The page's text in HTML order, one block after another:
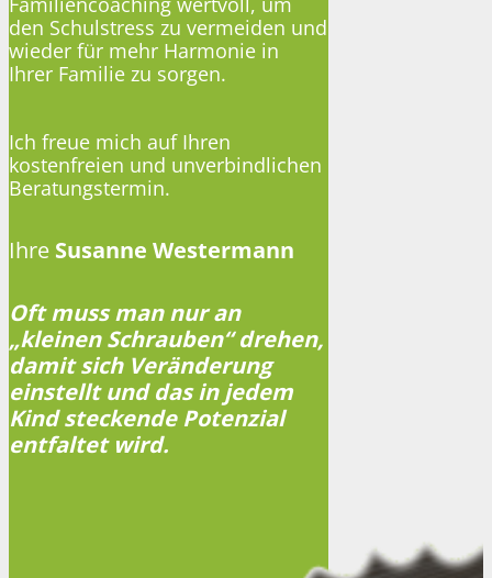
den Schulstress zu vermeiden und
wieder für mehr Harmonie in
Ihrer Familie zu sorgen.
Ich freue mich auf Ihren
kostenfreien und unverbindlichen
Beratungstermin.
Ihre Susanne Westermann
Oft muss man nur an
„kleinen Schrauben“ drehen,
damit sich Veränderung
einstellt und das in jedem
Kind steckende Potenzial
entfaltet wird.